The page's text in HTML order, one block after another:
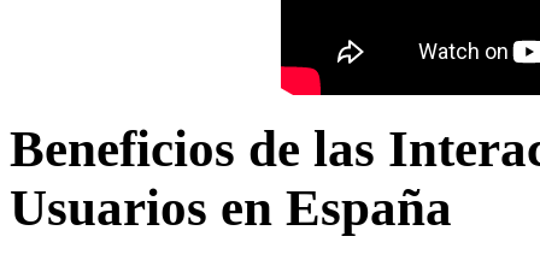
Beneficios de las
Usuarios en España